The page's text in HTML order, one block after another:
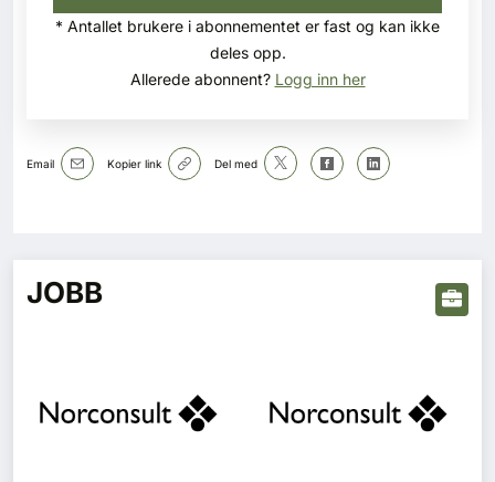
* Antallet brukere i abonnementet er fast og kan ikke
deles opp.
Allerede abonnent? Logg inn her
Email Kopier link Del med
JOBB